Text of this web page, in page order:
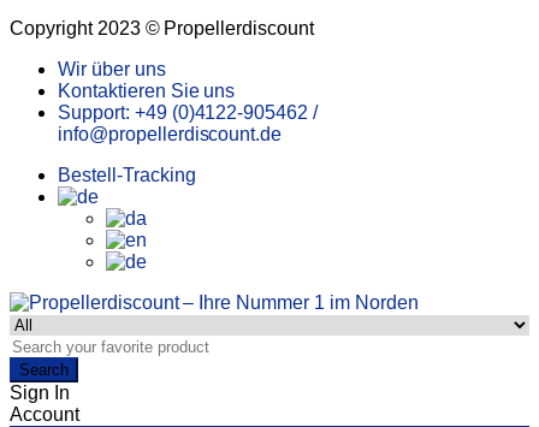
Copyright 2023 © Propellerdiscount
Wir über uns
Kontaktieren Sie uns
Support: +49 (0)4122-905462 /
info@propellerdiscount.de
Bestell-Tracking
Search
Sign In
Account